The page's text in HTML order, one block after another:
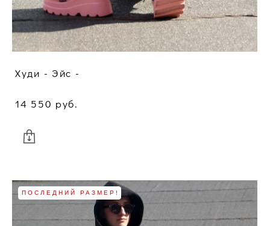
Худи - Эйс -
14 550 pуб.
ПОСЛЕДНИЙ РАЗМЕР!